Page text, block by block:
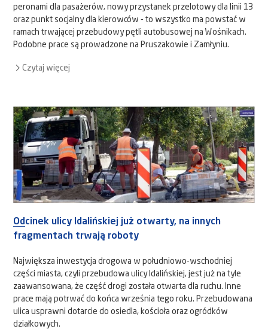
peronami dla pasażerów, nowy przystanek przelotowy dla linii 13
oraz punkt socjalny dla kierowców - to wszystko ma powstać w
ramach trwającej przebudowy pętli autobusowej na Wośnikach.
Podobne prace są prowadzone na Pruszakowie i Zamłyniu.
Czytaj więcej
Odcinek ulicy Idalińskiej już otwarty, na innych
fragmentach trwają roboty
Największa inwestycja drogowa w południowo-wschodniej
części miasta, czyli przebudowa ulicy Idalińskiej, jest już na tyle
zaawansowana, że część drogi została otwarta dla ruchu. Inne
prace mają potrwać do końca września tego roku. Przebudowana
ulica usprawni dotarcie do osiedla, kościoła oraz ogródków
działkowych.